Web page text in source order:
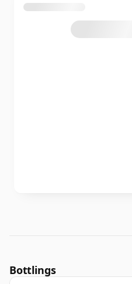
Bottlings